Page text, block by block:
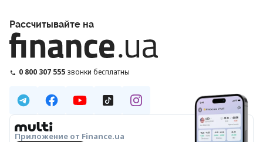
Рассчитывайте на
0 800 307 555 звонки бесплатны
Приложение от Finance.ua